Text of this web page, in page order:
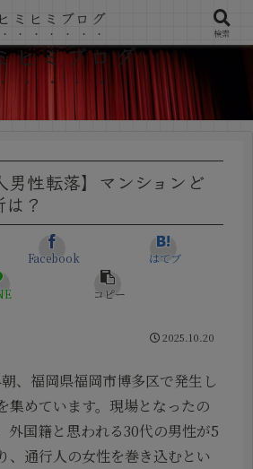
ヒミブログ
男性転落】マンションど
？
Facebook はてブ
コピー
2025.10.20
、福岡県福岡市博多区で発生し
集めています。現場となったの
外国籍と思われる30代の男性が5
、通行人の女性を巻き込むとい
ヒミヒミブログ
検索